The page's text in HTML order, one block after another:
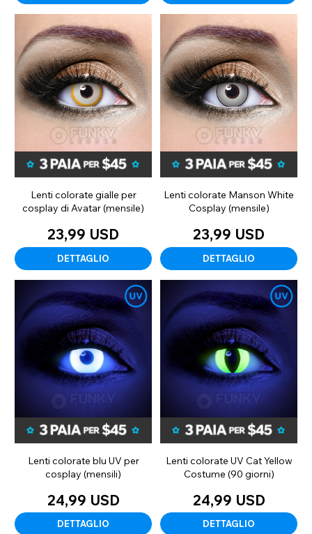
Lenti colorate gialle per
cosplay di Avatar (mensile)
23,99 USD
DETTAGLIO
Lenti colorate Manson White
Cosplay (mensile)
23,99 USD
DETTAGLIO
Lenti colorate blu UV per
cosplay (mensili)
24,99 USD
DETTAGLIO
Lenti colorate UV Cat Yellow
Costume (90 giorni)
24,99 USD
DETTAGLIO